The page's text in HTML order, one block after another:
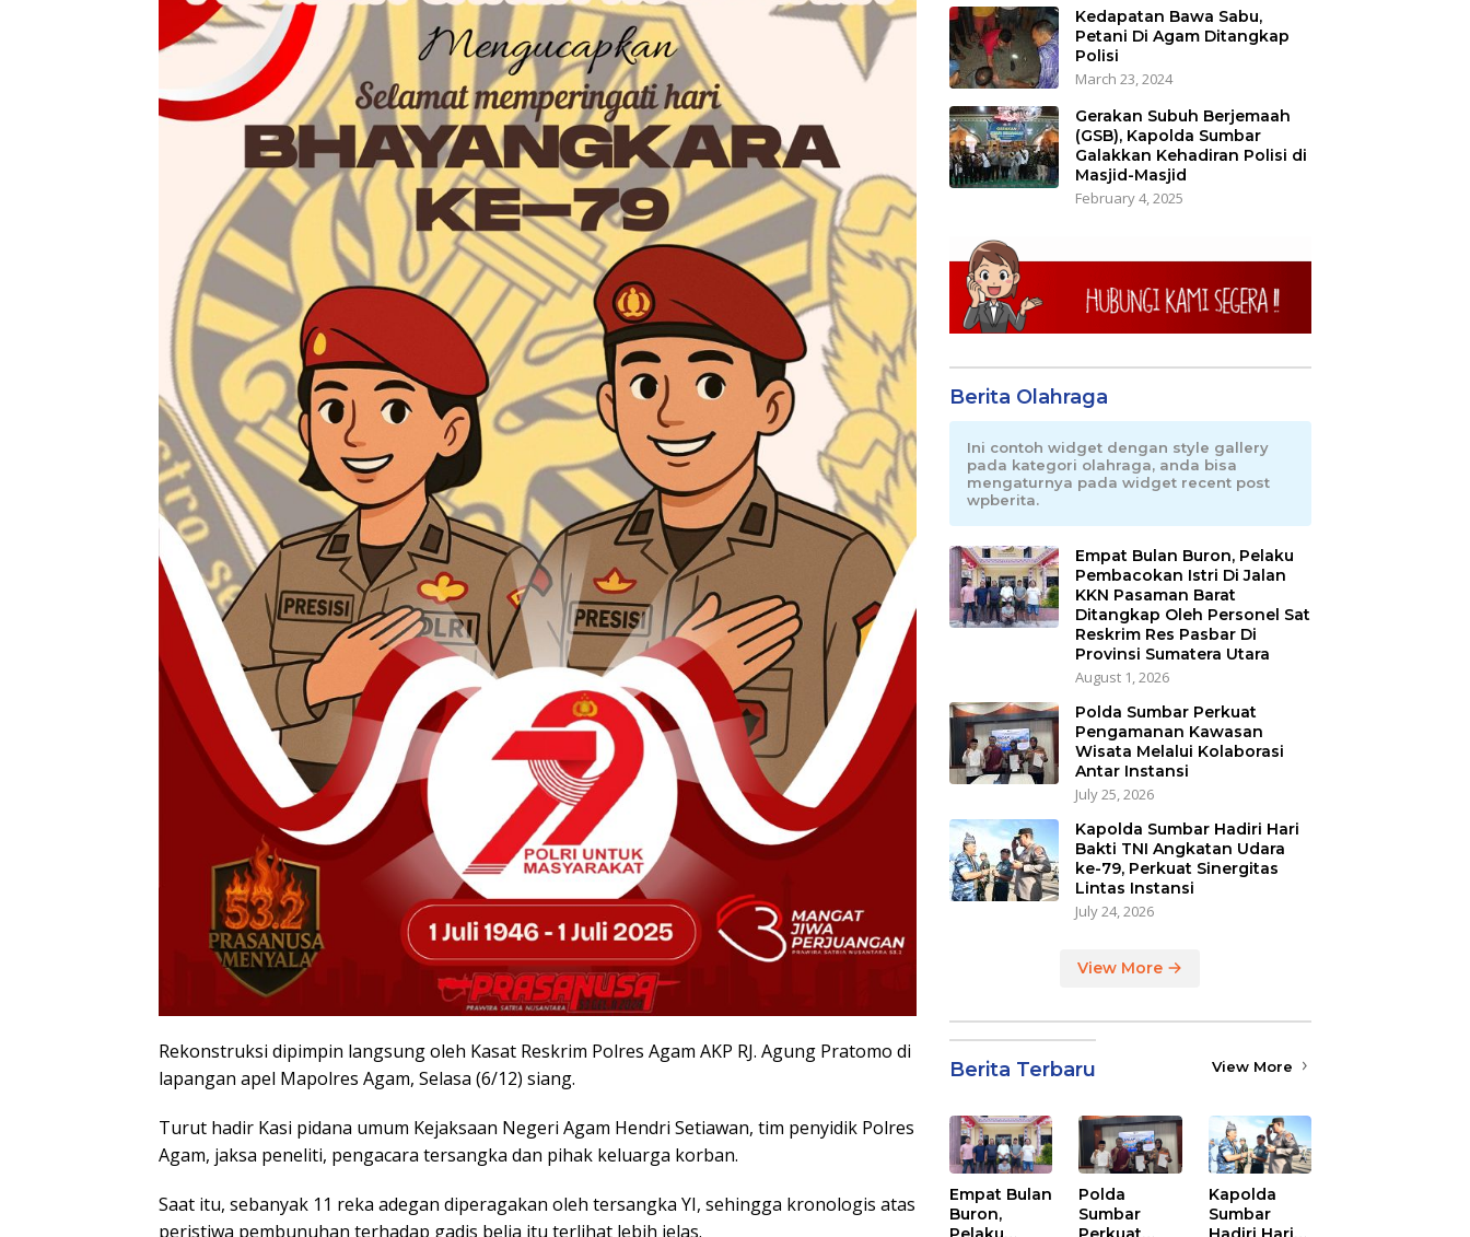
Rekonstruksi dipimpin langsung oleh Kasat Reskrim Polres Agam AKP RJ. Agung Pratomo di
lapangan apel Mapolres Agam, Selasa (6/12) siang.
Turut hadir Kasi pidana umum Kejaksaan Negeri Agam Hendri Setiawan, tim penyidik Polres
Agam, jaksa peneliti, pengacara tersangka dan pihak keluarga korban.
Saat itu, sebanyak 11 reka adegan diperagakan oleh tersangka YI, sehingga kronologis atas
peristiwa pembunuhan terhadap gadis belia itu terlihat lebih jelas.
Kedapatan Bawa Sabu,
Petani Di Agam Ditangkap
Polisi
March 23, 2024
Gerakan Subuh Berjemaah
(GSB), Kapolda Sumbar
Galakkan Kehadiran Polisi di
Masjid-Masjid
February 4, 2025
Berita Olahraga
Ini contoh widget dengan style gallery
pada kategori olahraga, anda bisa
mengaturnya pada widget recent post
wpberita.
Empat Bulan Buron, Pelaku
Pembacokan Istri Di Jalan
KKN Pasaman Barat
Ditangkap Oleh Personel Sat
Reskrim Res Pasbar Di
Provinsi Sumatera Utara
August 1, 2026
Polda Sumbar Perkuat
Pengamanan Kawasan
Wisata Melalui Kolaborasi
Antar Instansi
July 25, 2026
Kapolda Sumbar Hadiri Hari
Bakti TNI Angkatan Udara
ke-79, Perkuat Sinergitas
Lintas Instansi
July 24, 2026
View More
Berita Terbaru View More
Empat Bulan
Buron,
Polda
Sumbar
Kapolda
Sumbar